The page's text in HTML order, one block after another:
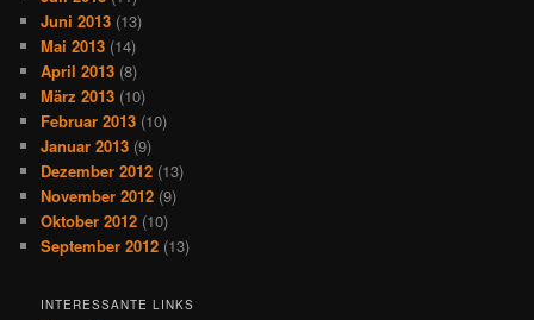
Juni 2013 (13)
Mai 2013 (14)
April 2013 (8)
März 2013 (10)
Februar 2013 (10)
Januar 2013 (9)
Dezember 2012 (13)
November 2012 (9)
Oktober 2012 (10)
September 2012 (13)
INTERESSANTE LINKS